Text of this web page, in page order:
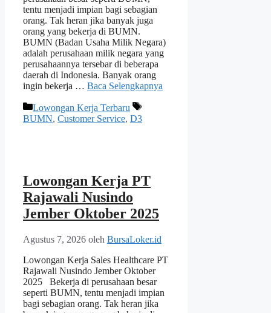
tentu menjadi impian bagi sebagian
orang. Tak heran jika banyak juga
orang yang bekerja di BUMN.
BUMN (Badan Usaha Milik Negara)
adalah perusahaan milik negara yang
perusahaannya tersebar di beberapa
daerah di Indonesia. Banyak orang
ingin bekerja … Baca Selengkapnya
Kategori
Lowongan Kerja Terbaru
Tag
BUMN, Customer Service, D3
Lowongan Kerja PT
Rajawali Nusindo
Jember Oktober 2025
Agustus 7, 2026 oleh BursaLoker.id
Lowongan Kerja Sales Healthcare PT
Rajawali Nusindo Jember Oktober
2025 Bekerja di perusahaan besar
seperti BUMN, tentu menjadi impian
bagi sebagian orang. Tak heran jika